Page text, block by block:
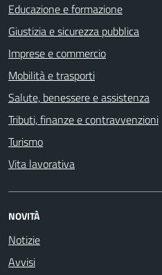
Educazione e formazione
Giustizia e sicurezza pubblica
Imprese e commercio
Mobilità e trasporti
Salute, benessere e assistenza
Tributi, finanze e contravvenzioni
Turismo
Vita lavorativa
NOVITÀ
Notizie
Avvisi